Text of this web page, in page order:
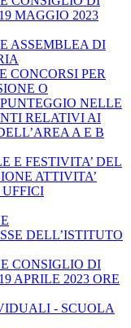
MAGGIO 2023
ASSEMBLEA DI
CONCORSI PER
O
NELLE
RELATIVI AI
A E B
E FESTIVITA’ DEL
ATTIVITA’
DELL’ISTITUTO
CONSIGLIO DI
APRILE 2023 ORE
- SCUOLA